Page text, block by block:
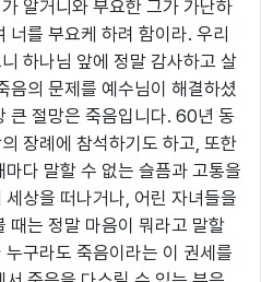
알거니와 부요한 그가 가난하
너를 부요케 하려 함이라. 우리
하나님 앞에 정말 감사하고 살
음의 문제를 예수님이 해결하셨
큰 절망은 죽음입니다. 60년 동
장례에 참석하기도 하고, 또한
다 말할 수 없는 슬픔과 고통을
상을 떠나거나, 어린 자녀들을
때는 정말 마음이 뭐라고 말할
구라도 죽음이라는 이 권세를